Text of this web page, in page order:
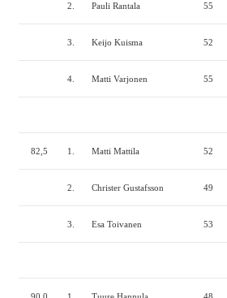
2. Pauli Rantala 55
3. Keijo Kuisma 52
4. Matti Varjonen 55
82,5 1. Matti Mattila 52
2. Christer Gustafsson 49
3. Esa Toivanen 53